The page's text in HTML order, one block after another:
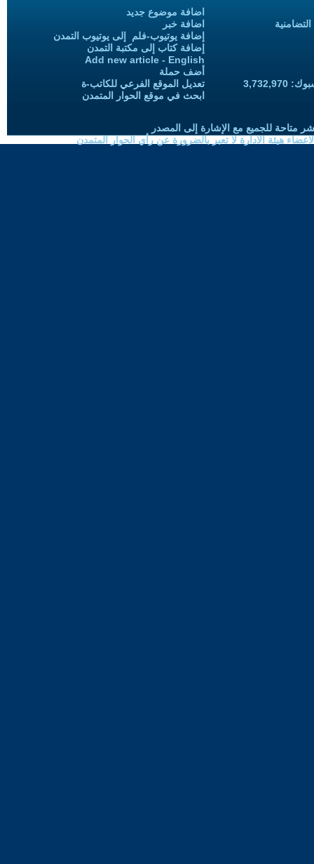
اضافة موضوع جديد
اضافة خبر
إضافة يوتيوب-فلم إلى يوتيوب التمدن
إضافة كتاب إلى مكتبة التمدن
Add new article - English
أضف حملة
تعديل الموقع الفرعي للكاتب-ة
ابحث في موقع الحوار المتمدن
متاحة للجميع مع الإشارة إلى المصدر
هيئة الادارة لا تعبر بالضرورة عن رأي الحوار المتمدن